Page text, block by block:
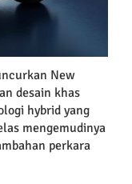
New
desain khas
hybrid yang
mengemudinya
perkara